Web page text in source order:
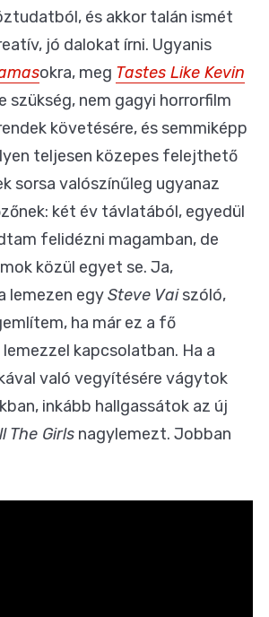
és akkor talán ismét
jó dalokat írni. Ugyanis
okra, meg Tastes Like Kevin
szükség, nem gagyi horrorfilm
követésére, és semmiképp
teljesen közepes felejthető
sorsa valószínűleg ugyanaz
két év távlatából, egyedül
felidézni magamban, de
közül egyet se. Ja,
lemezen egySteve Vaiszóló,
ha már ez a fő
kapcsolatban. Ha a
való vegyítésére vágytok
inkább hallgassátok az új
The Girls nagylemezt. Jobban